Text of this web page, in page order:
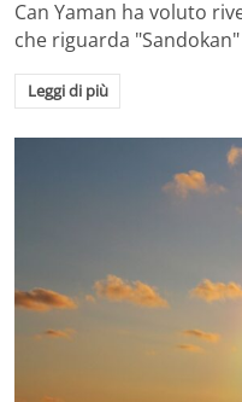
Can Yaman ha voluto
che riguarda
Leggi di più